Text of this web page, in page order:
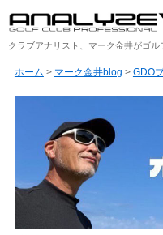
クラブアナリスト、マーク金井がゴ
ホーム > マーク金井blog > GDO